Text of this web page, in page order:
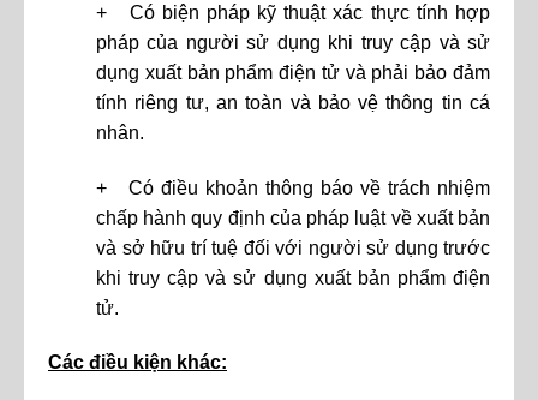
+ Có biện pháp kỹ thuật xác thực tính hợp
pháp của người sử dụng khi truy cập và sử
dụng xuất bản phẩm điện tử và phải bảo đảm
tính riêng tư, an toàn và bảo vệ thông tin cá
nhân.
+ Có điều khoản thông báo về trách nhiệm
chấp hành quy định của pháp luật về xuất bản
và sở hữu trí tuệ đối với người sử dụng trước
khi truy cập và sử dụng xuất bản phẩm điện
tử.
Các điều kiện khác: